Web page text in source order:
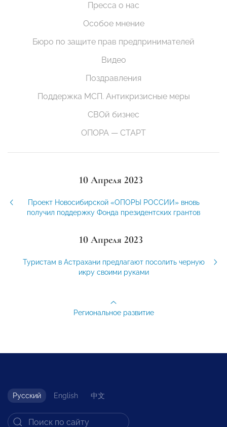
Пресса о нас
Особое мнение
Бюро по защите прав предпринимателей
Видео
Поздравления
Поддержка МСП. Антикризисные меры
СВОй бизнес
ОПОРА — СТАРТ
10 Апреля 2023
Проект Новосибирской «ОПОРЫ РОССИИ» вновь
получил поддержку Фонда президентских грантов
10 Апреля 2023
Туристам в Астрахани предлагают посолить черную
икру своими руками
Региональное развитие
Русский English 中文